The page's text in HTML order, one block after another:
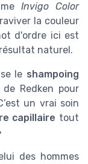
Invigo Color
la couleur
d'ordre ici est
naturel.
le shampoing
de Redken pour
un vrai soin
capillaire tout
des hommes